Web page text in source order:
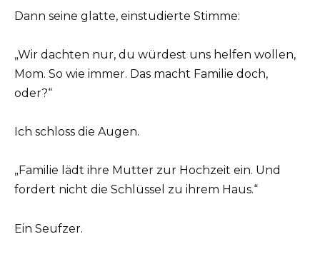
Dann seine glatte, einstudierte Stimme:
„Wir dachten nur, du würdest uns helfen wollen,
Mom. So wie immer. Das macht Familie doch,
oder?“
Ich schloss die Augen.
„Familie lädt ihre Mutter zur Hochzeit ein. Und
fordert nicht die Schlüssel zu ihrem Haus.“
Ein Seufzer.